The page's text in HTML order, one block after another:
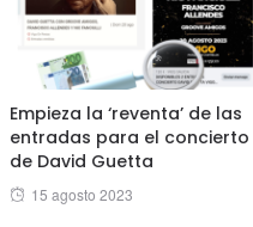
Empieza la ‘reventa’ de las
entradas para el concierto
de David Guetta
Posted
15 agosto 2023